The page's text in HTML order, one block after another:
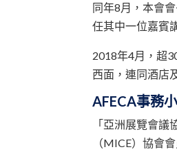
同年8月，本會
任其中一位嘉賓
2018年4月，超
西面，連同酒店
AFECA事務
「亞洲展覽會
（MICE）協會